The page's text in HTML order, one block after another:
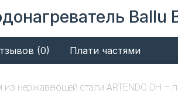
Ballu
(0) Плати частями
из нержавеющей стали ARTENDO